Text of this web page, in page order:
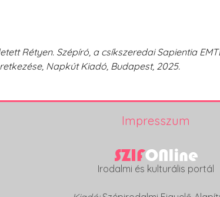
Rétyen. Szépíró, a csíkszeredai Sapientia
Napkút Kiadó, Budapest, 2025.
Impresszum
Irodalmi és kulturális portál